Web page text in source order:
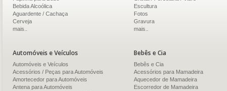
Bebida Alcoólica
Aguardente / Cachaça
Cerveja
mais..
Escultura
Fotos
Gravura
mais..
Automóveis e Veículos
Automóveis e Veículos
Acessórios / Peças para Automóveis
Amortecedor para Automóveis
Antena para Automóveis
Bebês e Cia
Bebês e Cia
Acessórios para Mamadeira
Aquecedor de Mamadeira
Escorredor de Mamadeira